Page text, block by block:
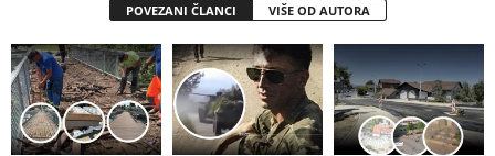
POVEZANI ČLANCI VIŠE OD AUTORA